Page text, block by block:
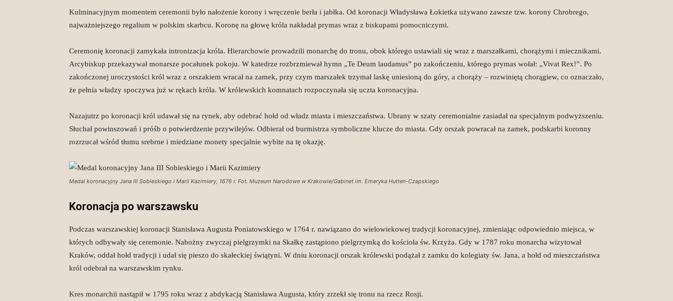
Kulminacyjnym momentem ceremonii było nałożenie korony i wręczenie berła i jabłka. Od koronacji Władysława Łokietka używano zawsze tzw. korony Chrobrego,
najważniejszego regalium w polskim skarbcu. Koronę na głowę króla nakładał prymas wraz z biskupami pomocniczymi.
Ceremonię koronacji zamykała intronizacja króla. Hierarchowie prowadzili monarchę do tronu, obok którego ustawiali się wraz z marszałkami, chorążymi i miecznikami.
Arcybiskup przekazywał monarsze pocałunek pokoju. W katedrze rozbrzmiewał hymn „Te Deum laudamus” po zakończeniu, którego prymas wołał: „Vivat Rex!”. Po
zakończonej uroczystości król wraz z orszakiem wracał na zamek, przy czym marszałek trzymał laskę uniesioną do góry, a chorąży – rozwiniętą chorągiew, co oznaczało,
że pełnia władzy spoczywa już w rękach króla. W królewskich komnatach rozpoczynała się uczta koronacyjna.
Nazajutrz po koronacji król udawał się na rynek, aby odebrać hołd od władz miasta i mieszczaństwa. Ubrany w szaty ceremonialne zasiadał na specjalnym podwyższeniu.
Słuchał powinszowań i próśb o potwierdzenie przywilejów. Odbierał od burmistrza symboliczne klucze do miasta. Gdy orszak powracał na zamek, podskarbi koronny
rozrzucał wśród tłumu srebrne i miedziane monety specjalnie wybite na tę okazję.
Medal koronacyjny Jana III Sobieskiego i Marii Kazimiery, 1676 r. Fot. Muzeum Narodowe w Krakowie/Gabinet im. Emeryka Hutten-Czapskiego
Koronacja po warszawsku
Podczas warszawskiej koronacji Stanisława Augusta Poniatowskiego w 1764 r. nawiązano do wielowiekowej tradycji koronacyjnej, zmieniając odpowiednio miejsca, w
których odbywały się ceremonie. Nabożny zwyczaj pielgrzymki na Skałkę zastąpiono pielgrzymką do kościoła św. Krzyża. Gdy w 1787 roku monarcha wizytował
Kraków, oddał hołd tradycji i udał się pieszo do skałeckiej świątyni. W dniu koronacji orszak królewski podążał z zamku do kolegiaty św. Jana, a hołd od mieszczaństwa
król odebrał na warszawskim rynku.
Kres monarchii nastąpił w 1795 roku wraz z abdykacją Stanisława Augusta, który zrzekł się tronu na rzecz Rosji.